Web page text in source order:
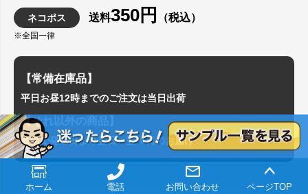
ネコポス 送料350円 （税込）
※全国一律
【常備在庫品】
平日お昼12時までのご注文は当日出荷
【それ以外の商品】
最短で発送日より翌日・翌々日のお届け
ホーム 電話 お問い合わせ ページTOP